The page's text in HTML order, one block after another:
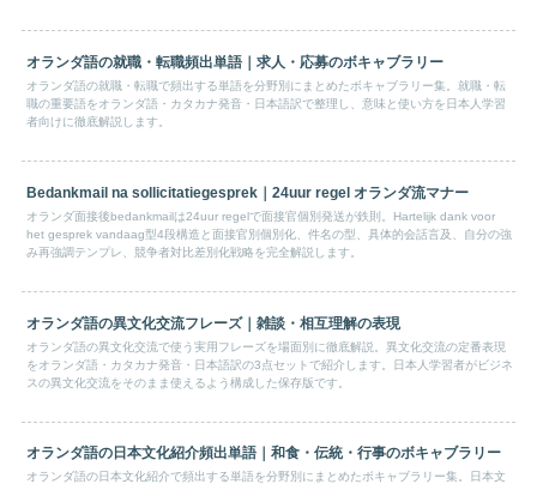
オランダ語の就職・転職頻出単語｜求人・応募のボキャブラリー
オランダ語の就職・転職で頻出する単語を分野別にまとめたボキャブラリー集。就職・転
職の重要語をオランダ語・カタカナ発音・日本語訳で整理し、意味と使い方を日本人学習
者向けに徹底解説します。
Bedankmail na sollicitatiegesprek｜24uur regel オランダ流マナー
オランダ面接後bedankmailは24uur regelで面接官個別発送が鉄則。Hartelijk dank voor
het gesprek vandaag型4段構造と面接官別個別化、件名の型、具体的会話言及、自分の強
み再強調テンプレ、競争者対比差別化戦略を完全解説します。
オランダ語の異文化交流フレーズ｜雑談・相互理解の表現
オランダ語の異文化交流で使う実用フレーズを場面別に徹底解説。異文化交流の定番表現
をオランダ語・カタカナ発音・日本語訳の3点セットで紹介します。日本人学習者がビジネ
スの異文化交流をそのまま使えるよう構成した保存版です。
オランダ語の日本文化紹介頻出単語｜和食・伝統・行事のボキャブラリー
オランダ語の日本文化紹介で頻出する単語を分野別にまとめたボキャブラリー集。日本文